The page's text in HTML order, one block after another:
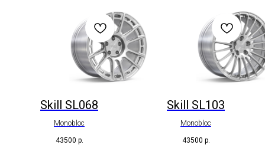
Skill SL068
Monobloc
43500 р.
Skill SL103
Monobloc
43500 р.